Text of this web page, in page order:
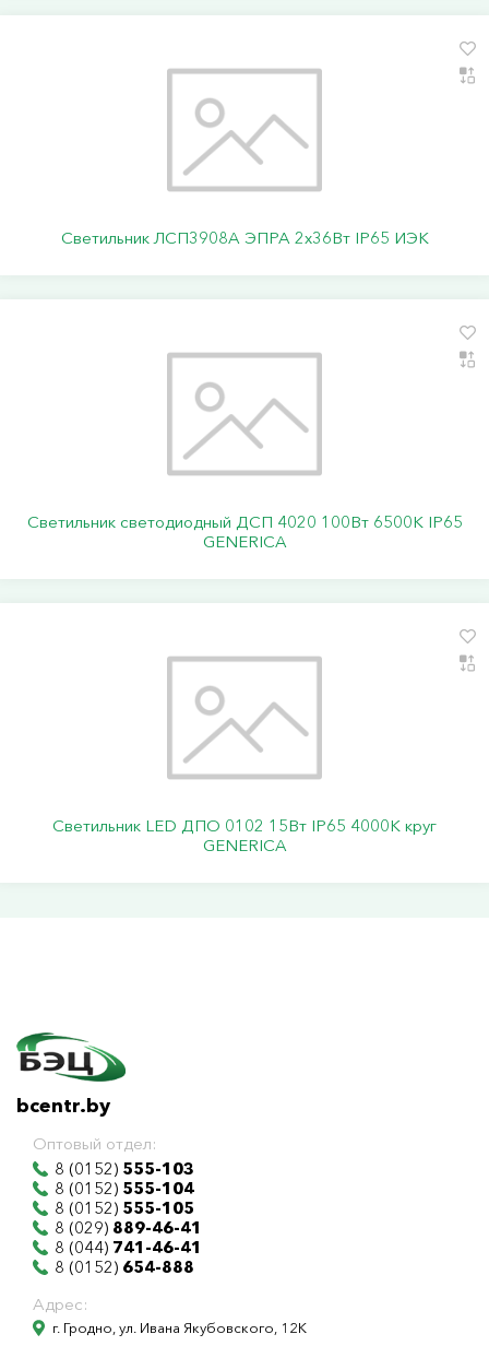
Светильник ЛСП3908A ЭПРА 2х36Вт IP65 ИЭК
Светильник светодиодный ДСП 4020 100Вт 6500К IP65
GENERICA
Светильник LED ДПО 0102 15Вт IP65 4000К круг
GENERICA
bcentr.by
Оптовый отдел:
8 (0152) 555-103
8 (0152) 555-104
8 (0152) 555-105
8 (029) 889-46-41
8 (044) 741-46-41
8 (0152) 654-888
Адрес:
г. Гродно, ул. Ивана Якубовского, 12К